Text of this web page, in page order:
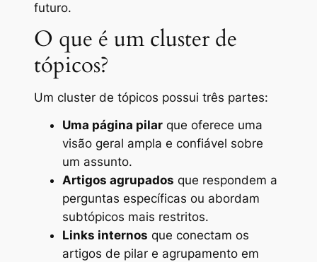
futuro.
O que é um cluster de
tópicos?
Um cluster de tópicos possui três partes:
Uma página pilarque oferece uma
visão geral ampla e confiável sobre
um assunto.
Artigos agrupados que respondem a
perguntas específicas ou abordam
subtópicos mais restritos.
Links internos que conectam os
artigos de pilar e agrupamento em